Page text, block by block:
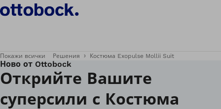
Покажи всички Решения Костюма Exopulse Mollii Suit
Ново от Ottobock
Открийте Вашите
суперсили с Костюма